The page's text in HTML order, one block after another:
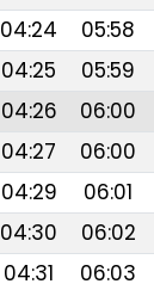
04:24 05:58
04:25 05:59
04:26 06:00
04:27 06:00
04:29 06:01
04:30 06:02
04:31 06:03